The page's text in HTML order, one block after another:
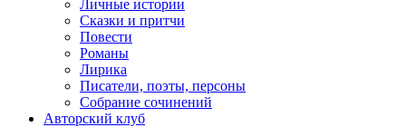
Личные истории
Сказки и притчи
Повести
Романы
Лирика
Писатели, поэты, персоны
Собрание сочинений
Авторский клуб